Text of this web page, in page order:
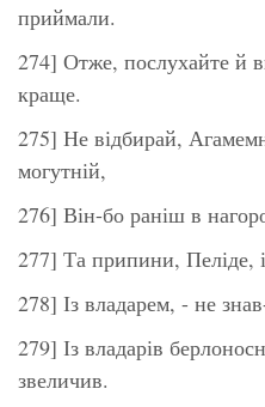
приймали.
274] Отже, послухайте й
краще.
275] Не відбирай,
могутній,
276] Він-бо раніш в
277] Та припини, Пеліде,
278] Із владарем, - не
279] Із владарів
звеличив.